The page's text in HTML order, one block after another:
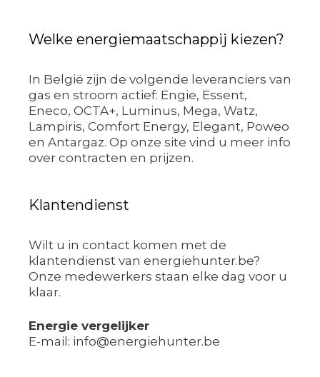
Welke energiemaatschappij kiezen?
In België zijn de volgende leveranciers van
gas en stroom actief: Engie, Essent,
Eneco, OCTA+, Luminus, Mega, Watz,
Lampiris, Comfort Energy, Elegant, Poweo
en Antargaz. Op onze site vind u meer info
over contracten en prijzen.
Klantendienst
Wilt u in contact komen met de
klantendienst van energiehunter.be?
Onze medewerkers staan elke dag voor u
klaar.
Energie vergelijker
E-mail: info@energiehunter.be